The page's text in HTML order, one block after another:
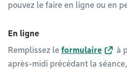
pouvez le faire en ligne ou en
En ligne
Remplissez le formulaire
à
après-midi précédant la